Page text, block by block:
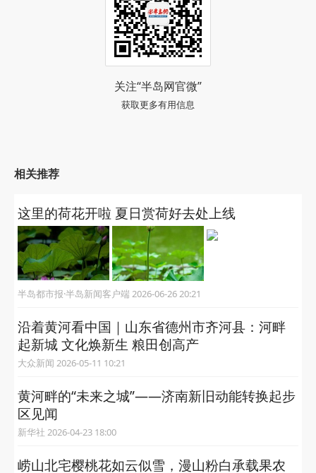
关注“半岛网官微”
获取更多有用信息
相关推荐
这里的荷花开啦 夏日赏荷好去处上线
半岛都市报·半岛新闻客户端 2026-06-26 20:21
沿着黄河看中国｜山东省德州市齐河县：河畔
起新城 文化焕新生 粮田创高产
大众新闻 2026-05-11 10:21
黄河畔的“未来之城”——济南新旧动能转换起步
区见闻
新华社 2026-04-23 18:00
崂山北宅樱桃花如云似雪，漫山粉白承载果农